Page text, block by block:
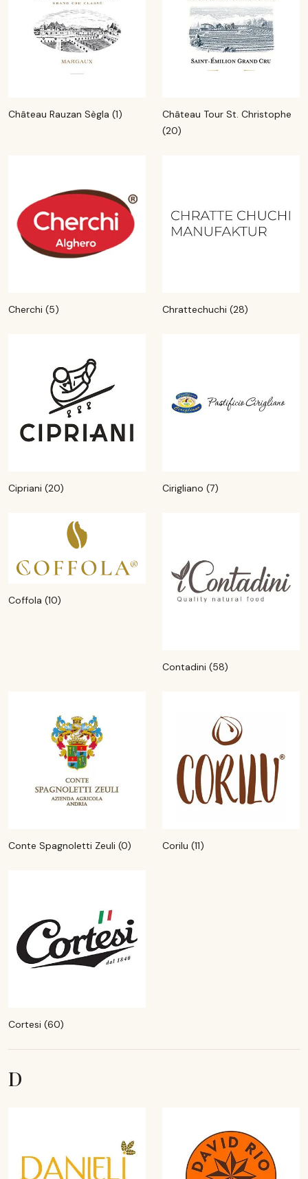
Château Rauzan Sègla (1)
Château Tour St. Christophe
(20)
Cherchi (5) Chrattechuchi (28)
Cipriani (20) Cirigliano (7)
Coffola (10)
Contadini (58)
Conte Spagnoletti Zeuli (0) Corilu (11)
Cortesi (60)
D